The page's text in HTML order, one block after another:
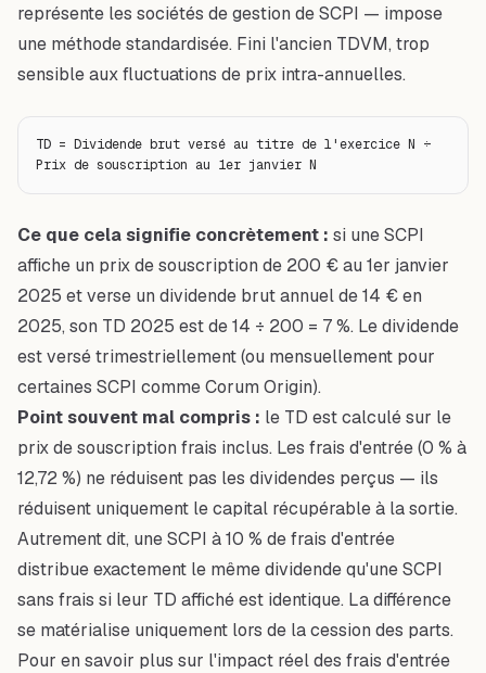
représente les sociétés de gestion de SCPI — impose
une méthode standardisée. Fini l'ancien TDVM, trop
sensible aux fluctuations de prix intra-annuelles.
TD = Dividende brut versé au titre de l'exercice N ÷
Prix de souscription au 1er janvier N
Ce que cela signifie concrètement : si une SCPI
affiche un prix de souscription de 200 € au 1er janvier
2025 et verse un dividende brut annuel de 14 € en
2025, son TD 2025 est de 14 ÷ 200 = 7 %. Le dividende
est versé trimestriellement (ou mensuellement pour
certaines SCPI comme Corum Origin).
Point souvent mal compris : le TD est calculé sur le
prix de souscription frais inclus. Les frais d'entrée (0 % à
12,72 %) ne réduisent pas les dividendes perçus — ils
réduisent uniquement le capital récupérable à la sortie.
Autrement dit, une SCPI à 10 % de frais d'entrée
distribue exactement le même dividende qu'une SCPI
sans frais si leur TD affiché est identique. La différence
se matérialise uniquement lors de la cession des parts.
Pour en savoir plus sur l'impact réel des frais d'entrée